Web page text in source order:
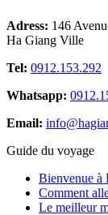
Adress: 146
Ha Giang Ville
Tel: 0912.153.292
Whatsapp:
Email:
Guide du voyage
Bienvenue à
Comment
Le meilleur